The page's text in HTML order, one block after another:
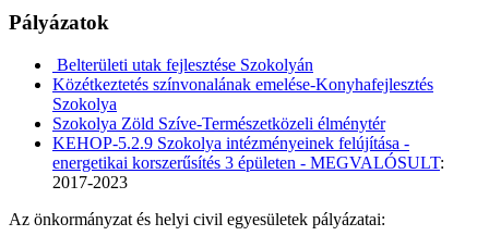
Pályázatok
Belterületi utak fejlesztése Szokolyán
Közétkeztetés színvonalának emelése-Konyhafejlesztés
Szokolya
Szokolya Zöld Szíve-Természetközeli élménytér
KEHOP-5.2.9 Szokolya intézményeinek felújítása -
energetikai korszerűsítés 3 épületen - MEGVALÓSULT:
2017-2023
Az önkormányzat és helyi civil egyesületek pályázatai: